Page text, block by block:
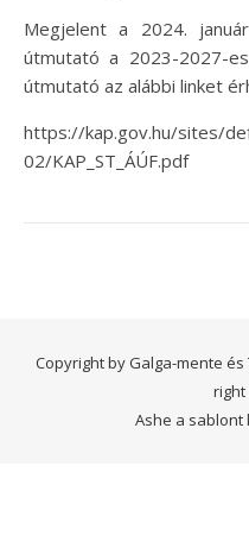
Megjelent a 2024.
útmutató a 2023-2027-
útmutató az alábbi linket
https://kap.gov.hu/sites/
02/KAP_ST_ÁÚF.pdf
Copyright by Galga-mente és
Ashe a sablont